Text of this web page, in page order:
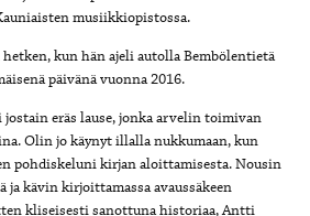
musiikkiopistossa.
kun hän ajeli autolla Bembölentietä
päivänä vuonna 2016.
eräs lause, jonka arvelin toimivan
Olin jo käynyt illalla nukkumaan, kun
pohdiskeluni kirjan aloittamisesta. Nousin
kävin kirjoittamassa avaussäkeen
kliseisesti sanottuna historiaa, Antti